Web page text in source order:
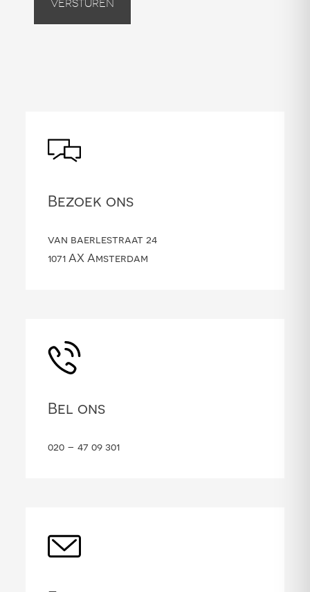
Versturen
Bezoek ons
van baerlestraat 24
1071 AX Amsterdam
Bel ons
020 – 47 09 301